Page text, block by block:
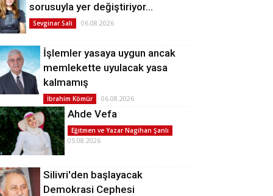
sorusuyla yer değiştiriyor…
Sevginar Sali 06.08.2026
İşlemler yasaya uygun ancak
memlekette uyulacak yasa
kalmamış
İbrahim Kömür 06.08.2026
Ahde Vefa
Eğitmen ve Yazar Nagihan Şanlı
05.08.2026
Silivri'den başlayacak
Demokrasi Cephesi